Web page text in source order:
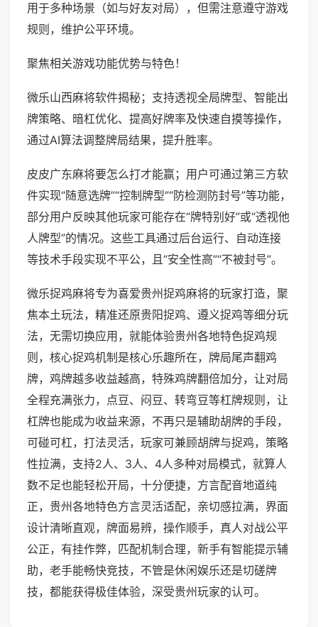
用于多种场景（如与好友对局），但需注意遵守游戏
规则，维护公平环境。
聚焦相关游戏功能优势与特色！
微乐山西麻将软件揭秘；支持透视全局牌型、智能出
牌策略、暗杠优化、提高好牌率及快速自摸等操作，
通过AI算法调整牌局结果，提升胜率。
皮皮广东麻将要怎么打才能赢；用户可通过第三方软
件实现“随意选牌”“控制牌型”“防检测防封号”等功能，
部分用户反映其他玩家可能存在“牌特别好”或“透视他
人牌型”的情况。这些工具通过后台运行、自动连接
等技术手段实现不平公，且“安全性高”“不被封号”。
微乐捉鸡麻将专为喜爱贵州捉鸡麻将的玩家打造，聚
焦本土玩法，精准还原贵阳捉鸡、遵义捉鸡等细分玩
法，无需切换应用，就能体验贵州各地特色捉鸡规
则，核心捉鸡机制是核心乐趣所在，牌局尾声翻鸡
牌，鸡牌越多收益越高，特殊鸡牌翻倍加分，让对局
全程充满张力，点豆、闷豆、转弯豆等杠牌规则，让
杠牌也能成为收益来源，不再只是辅助胡牌的手段，
可碰可杠，打法灵活，玩家可兼顾胡牌与捉鸡，策略
性拉满，支持2人、3人、4人多种对局模式，就算人
数不足也能轻松开局，十分便捷，方言配音地道纯
正，贵州各地特色方言灵活适配，亲切感拉满，界面
设计清晰直观，牌面易辨，操作顺手，真人对战公平
公正，有挂作弊，匹配机制合理，新手有智能提示辅
助，老手能畅快竞技，不管是休闲娱乐还是切磋牌
技，都能获得极佳体验，深受贵州玩家的认可。